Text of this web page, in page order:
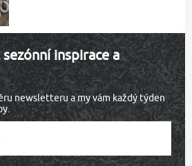
inspirace a
newsletteru a my vám každý týden